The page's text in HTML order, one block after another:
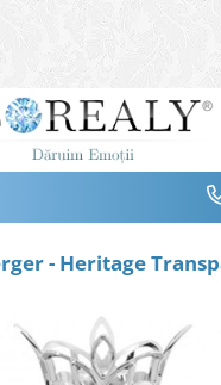
- Heritage